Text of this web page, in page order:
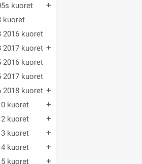
kuoret add
kuoret
2016 kuoret
2017 kuoret add
2016 kuoret
2017 kuoret
2018 kuoret add
kuoret add
kuoret add
kuoret add
kuoret add
kuoret add